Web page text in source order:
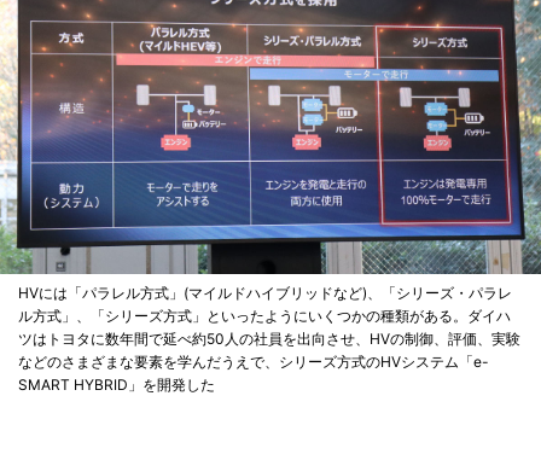
HVには「パラレル方式」(マイルドハイブリッドなど)、「シリーズ・パラレ
ル方式」、「シリーズ方式」といったようにいくつかの種類がある。ダイハ
ツはトヨタに数年間で延べ約50人の社員を出向させ、HVの制御、評価、実験
などのさまざまな要素を学んだうえで、シリーズ方式のHVシステム「e-
SMART HYBRID」を開発した